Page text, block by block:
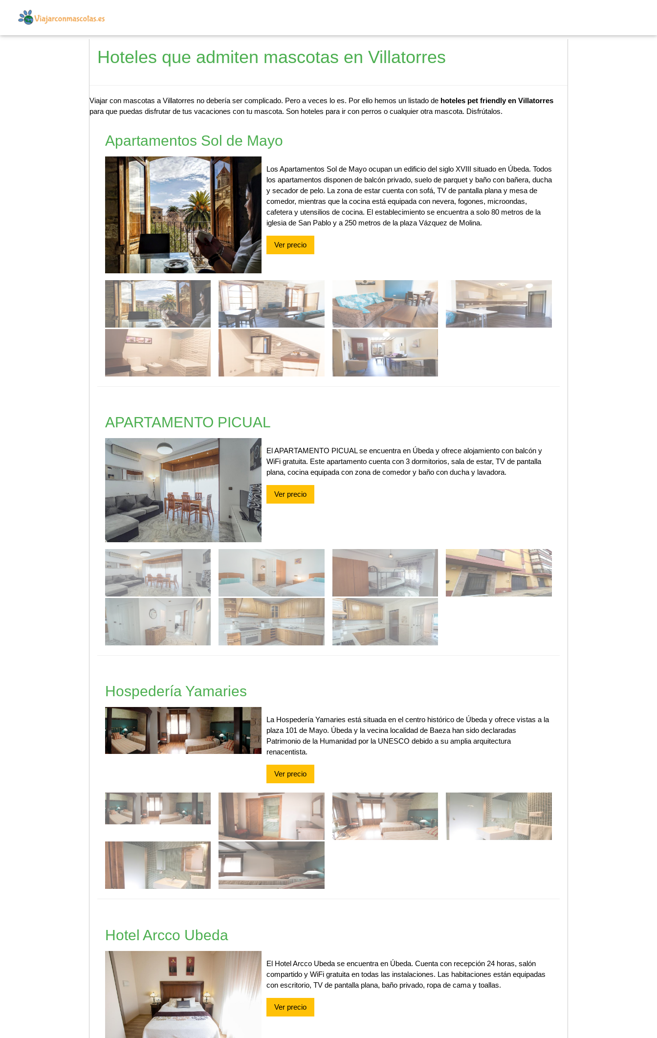
Hoteles que admiten mascotas en Villatorres
Viajar con mascotas a Villatorres no debería ser complicado. Pero a veces lo es. Por ello hemos un listado de hoteles pet friendly en Villatorres
para que puedas disfrutar de tus vacaciones con tu mascota. Son hoteles para ir con perros o cualquier otra mascota. Disfrútalos.
Apartamentos Sol de Mayo
Los Apartamentos Sol de Mayo ocupan un edificio del siglo XVIII situado en Úbeda. Todos
los apartamentos disponen de balcón privado, suelo de parquet y baño con bañera, ducha
y secador de pelo. La zona de estar cuenta con sofá, TV de pantalla plana y mesa de
comedor, mientras que la cocina está equipada con nevera, fogones, microondas,
cafetera y utensilios de cocina. El establecimiento se encuentra a solo 80 metros de la
iglesia de San Pablo y a 250 metros de la plaza Vázquez de Molina.
Ver precio
APARTAMENTO PICUAL
El APARTAMENTO PICUAL se encuentra en Úbeda y ofrece alojamiento con balcón y
WiFi gratuita. Este apartamento cuenta con 3 dormitorios, sala de estar, TV de pantalla
plana, cocina equipada con zona de comedor y baño con ducha y lavadora.
Ver precio
Hospedería Yamaries
La Hospedería Yamaries está situada en el centro histórico de Úbeda y ofrece vistas a la
plaza 101 de Mayo. Úbeda y la vecina localidad de Baeza han sido declaradas
Patrimonio de la Humanidad por la UNESCO debido a su amplia arquitectura
renacentista.
Ver precio
Hotel Arcco Ubeda
El Hotel Arcco Ubeda se encuentra en Úbeda. Cuenta con recepción 24 horas, salón
compartido y WiFi gratuita en todas las instalaciones. Las habitaciones están equipadas
con escritorio, TV de pantalla plana, baño privado, ropa de cama y toallas.
Ver precio